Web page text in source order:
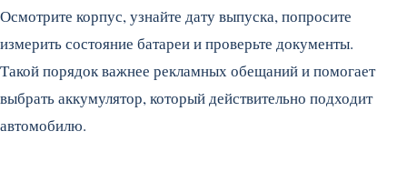
Осмотрите корпус, узнайте дату выпуска, попросите
измерить состояние батареи и проверьте документы.
Такой порядок важнее рекламных обещаний и помогает
выбрать аккумулятор, который действительно подходит
автомобилю.